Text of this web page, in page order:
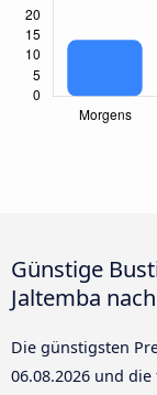
Günstige
Jaltemba
Die günstigsten
06.08.2026 und die